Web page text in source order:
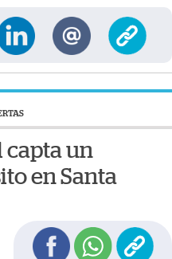
un
en Santa